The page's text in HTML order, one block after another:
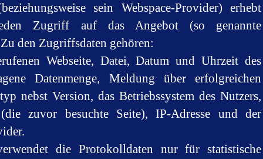
sein Webspace-Provider) erhebt
Zugriff auf das Angebot (so genannte
den Zugriffsdaten gehören:
Webseite, Datei, Datum und Uhrzeit des
Datenmenge, Meldung über erfolgreichen
nebst Version, das Betriebssystem des Nutzers,
zuvor besuchte Seite), IP-Adresse und der
die Protokolldaten nur für statistische